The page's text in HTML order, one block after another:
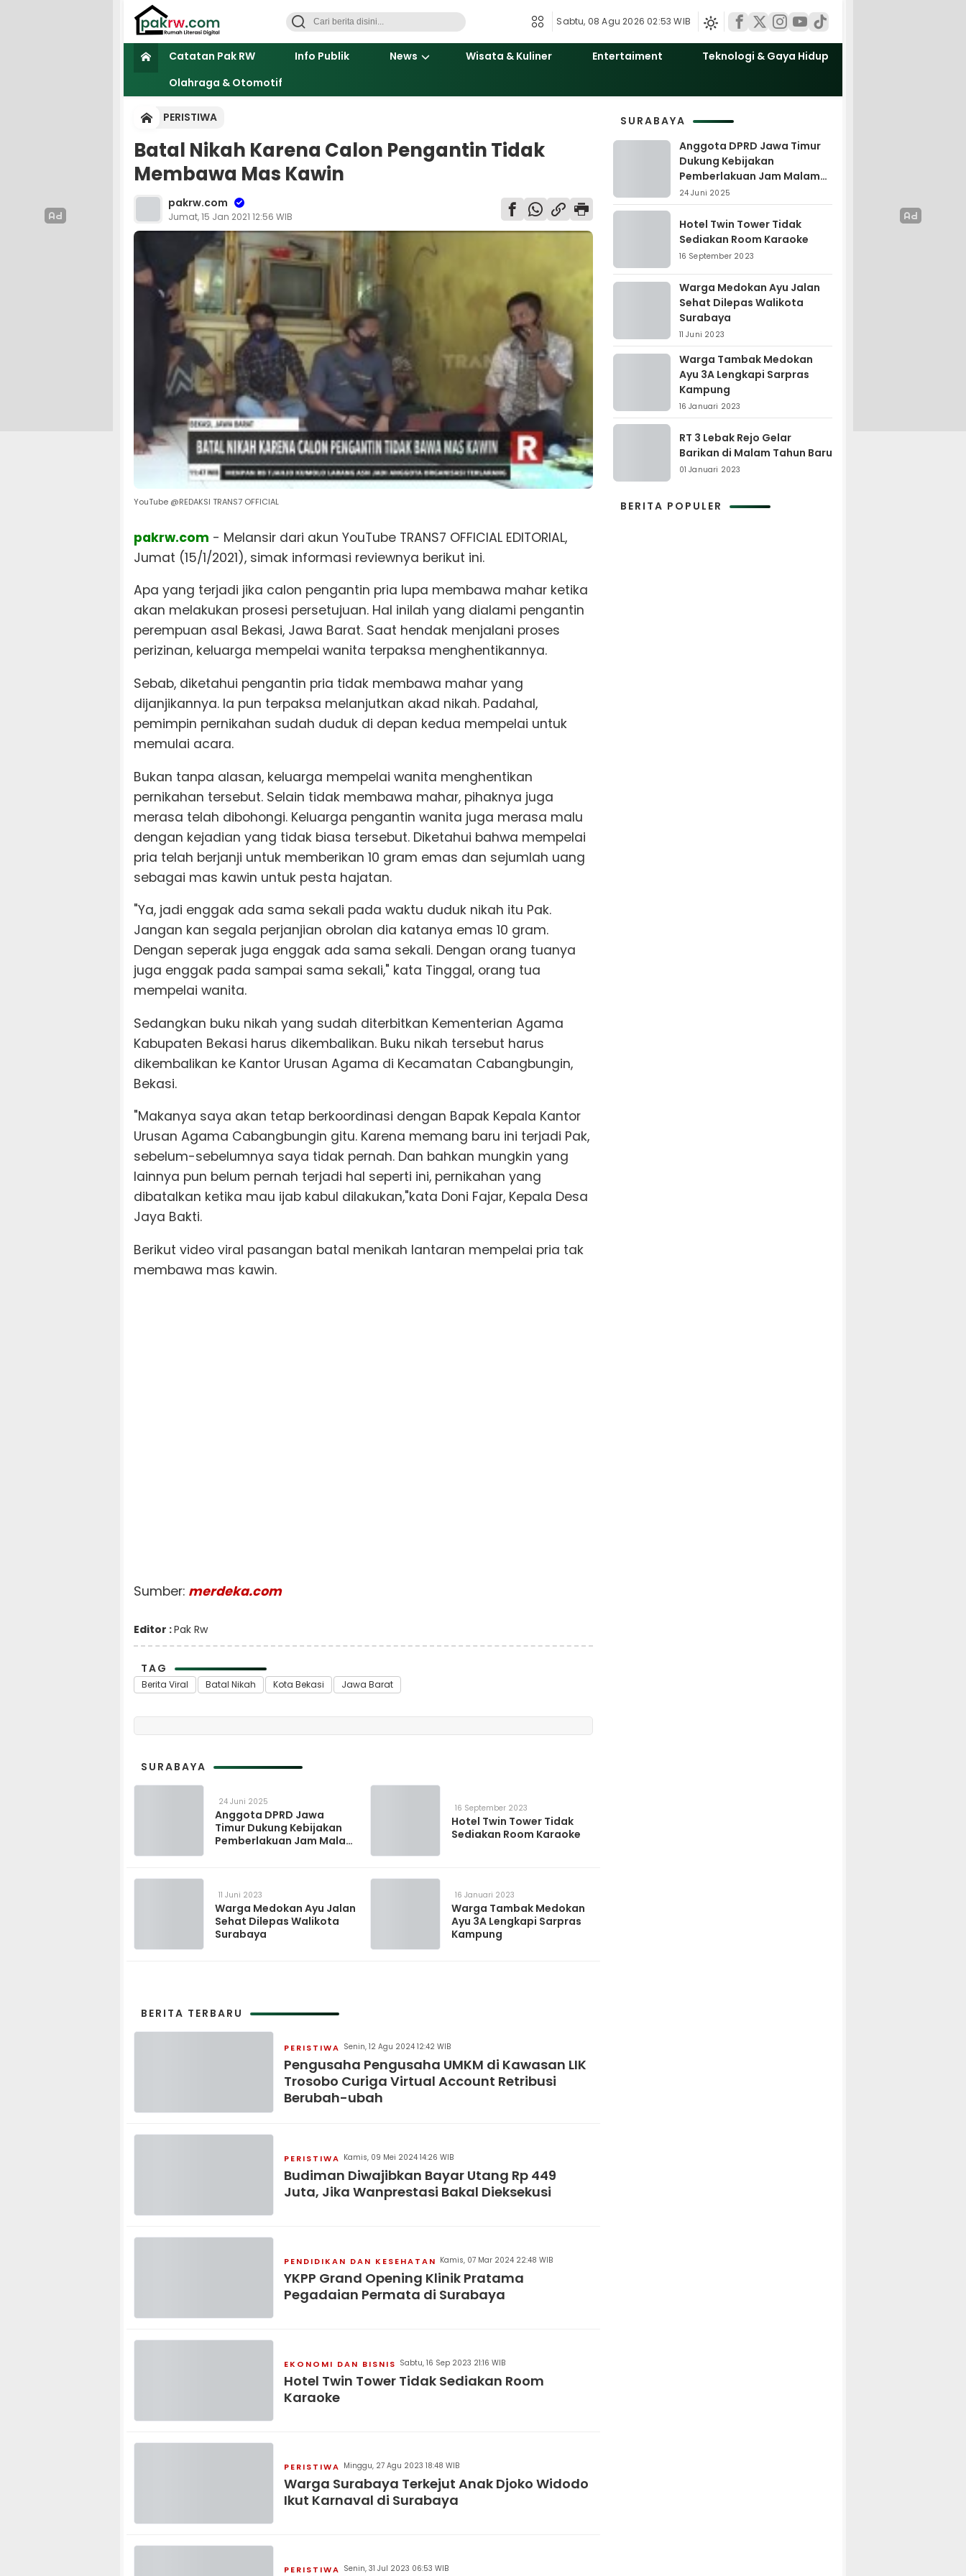
Sabtu, 08 Agu 2026 02:53 WIB
Catatan Pak RW Info Publik News Wisata & Kuliner Entertaiment
Teknologi & Gaya Hidup
Olahraga & Otomotif
PERISTIWA
Batal Nikah Karena Calon Pengantin Tidak
Membawa Mas Kawin
pakrw.com
Jumat, 15 Jan 2021 12:56 WIB
YouTube @REDAKSI TRANS7 OFFICIAL
pakrw.com - Melansir dari akun YouTube TRANS7 OFFICIAL EDITORIAL,
Jumat (15/1/2021), simak informasi reviewnya berikut ini.
Apa yang terjadi jika calon pengantin pria lupa membawa mahar ketika
akan melakukan prosesi persetujuan. Hal inilah yang dialami pengantin
perempuan asal Bekasi, Jawa Barat. Saat hendak menjalani proses
perizinan, keluarga mempelai wanita terpaksa menghentikannya.
Sebab, diketahui pengantin pria tidak membawa mahar yang
dijanjikannya. Ia pun terpaksa melanjutkan akad nikah. Padahal,
pemimpin pernikahan sudah duduk di depan kedua mempelai untuk
memulai acara.
Bukan tanpa alasan, keluarga mempelai wanita menghentikan
pernikahan tersebut. Selain tidak membawa mahar, pihaknya juga
merasa telah dibohongi. Keluarga pengantin wanita juga merasa malu
dengan kejadian yang tidak biasa tersebut. Diketahui bahwa mempelai
pria telah berjanji untuk memberikan 10 gram emas dan sejumlah uang
sebagai mas kawin untuk pesta hajatan.
"Ya, jadi enggak ada sama sekali pada waktu duduk nikah itu Pak.
Jangan kan segala perjanjian obrolan dia katanya emas 10 gram.
Dengan seperak juga enggak ada sama sekali. Dengan orang tuanya
juga enggak pada sampai sama sekali," kata Tinggal, orang tua
mempelai wanita.
Sedangkan buku nikah yang sudah diterbitkan Kementerian Agama
Kabupaten Bekasi harus dikembalikan. Buku nikah tersebut harus
dikembalikan ke Kantor Urusan Agama di Kecamatan Cabangbungin,
Bekasi.
"Makanya saya akan tetap berkoordinasi dengan Bapak Kepala Kantor
Urusan Agama Cabangbungin gitu. Karena memang baru ini terjadi Pak,
sebelum-sebelumnya saya tidak pernah. Dan bahkan mungkin yang
lainnya pun belum pernah terjadi hal seperti ini, pernikahan yang
dibatalkan ketika mau ijab kabul dilakukan,"kata Doni Fajar, Kepala Desa
Jaya Bakti.
Berikut video viral pasangan batal menikah lantaran mempelai pria tak
membawa mas kawin.
Sumber: merdeka.com
Editor :Pak Rw
TAG
Berita Viral Batal Nikah Kota Bekasi Jawa Barat
SURABAYA
24 Juni 2025
Anggota DPRD Jawa
Timur Dukung Kebijakan
Pemberlakuan Jam Malam
16 September 2023
Hotel Twin Tower Tidak
Sediakan Room Karaoke
11 Juni 2023
Warga Medokan Ayu Jalan
Sehat Dilepas Walikota
Surabaya
16 Januari 2023
Warga Tambak Medokan
Ayu 3A Lengkapi Sarpras
Kampung
BERITA TERBARU
PERISTIWA Senin, 12 Agu 2024 12:42 WIB
Pengusaha Pengusaha UMKM di Kawasan LIK
Trosobo Curiga Virtual Account Retribusi
Berubah-ubah
PERISTIWA Kamis, 09 Mei 2024 14:26 WIB
Budiman Diwajibkan Bayar Utang Rp 449
Juta, Jika Wanprestasi Bakal Dieksekusi
PENDIDIKAN DAN KESEHATAN Kamis, 07 Mar 2024 22:48 WIB
YKPP Grand Opening Klinik Pratama
Pegadaian Permata di Surabaya
EKONOMI DAN BISNIS Sabtu, 16 Sep 2023 21:16 WIB
Hotel Twin Tower Tidak Sediakan Room
Karaoke
PERISTIWA Minggu, 27 Agu 2023 18:48 WIB
Warga Surabaya Terkejut Anak Djoko Widodo
Ikut Karnaval di Surabaya
PERISTIWA Senin, 31 Jul 2023 06:53 WIB
SURABAYA
Anggota DPRD Jawa Timur
Dukung Kebijakan
Pemberlakuan Jam Malam
Anak oleh Wali Kota
Surabaya
24 Juni 2025
Hotel Twin Tower Tidak
Sediakan Room Karaoke
16 September 2023
Warga Medokan Ayu Jalan
Sehat Dilepas Walikota
Surabaya
11 Juni 2023
Warga Tambak Medokan
Ayu 3A Lengkapi Sarpras
Kampung
16 Januari 2023
RT 3 Lebak Rejo Gelar
Barikan di Malam Tahun Baru
01 Januari 2023
BERITA POPULER